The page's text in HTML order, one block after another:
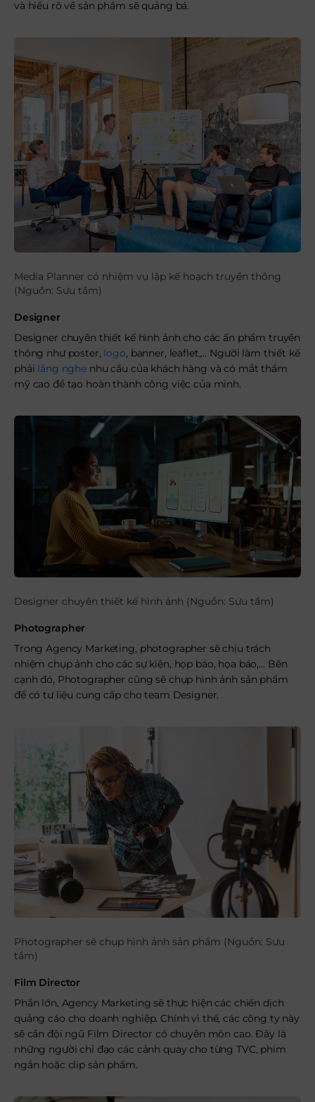
và hiểu rõ về sản phẩm sẽ quảng bá.
Media Planner có nhiệm vụ lập kế hoạch truyền thông
(Nguồn: Sưu tầm)
Designer
Designer chuyên thiết kế hình ảnh cho các ấn phẩm truyền
thông như poster, logo, banner, leaflet,… Người làm thiết kế
phải lắng nghe nhu cầu của khách hàng và có mắt thẩm
mỹ cao để tạo hoàn thành công việc của mình.
Designer chuyên thiết kế hình ảnh (Nguồn: Sưu tầm)
Photographer
Trong Agency Marketing, photographer sẽ chịu trách
nhiệm chụp ảnh cho các sự kiện, họp báo, họa báo,… Bên
cạnh đó, Photographer cũng sẽ chụp hình ảnh sản phẩm
để có tư liệu cung cấp cho team Designer.
Photographer sẽ chụp hình ảnh sản phẩm (Nguồn: Sưu
tầm)
Film Director
Phần lớn, Agency Marketing sẽ thực hiện các chiến dịch
quảng cáo cho doanh nghiệp. Chính vì thế, các công ty này
sẽ cần đội ngũ Film Director có chuyên môn cao. Đây là
những người chỉ đạo các cảnh quay cho từng TVC, phim
ngắn hoặc clip sản phẩm.